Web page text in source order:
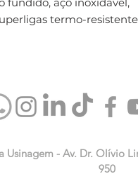
termo-
Usinagem - Av. Dr. Olívio
950